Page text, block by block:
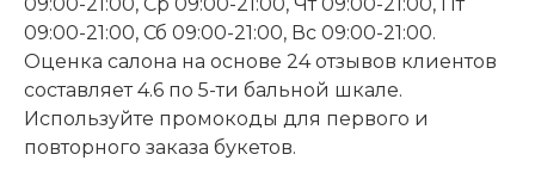
09:00-21:00, Сб 09:00-21:00, Вс 09:00-21:00.
Оценка салона на основе 24 отзывов клиентов
составляет 4.6 по 5-ти бальной шкале.
Используйте промокоды для первого и
повторного заказа букетов.